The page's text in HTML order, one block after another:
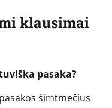
klausimai
pasaka?
šimtmečius